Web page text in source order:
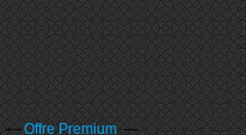
Offre Premium